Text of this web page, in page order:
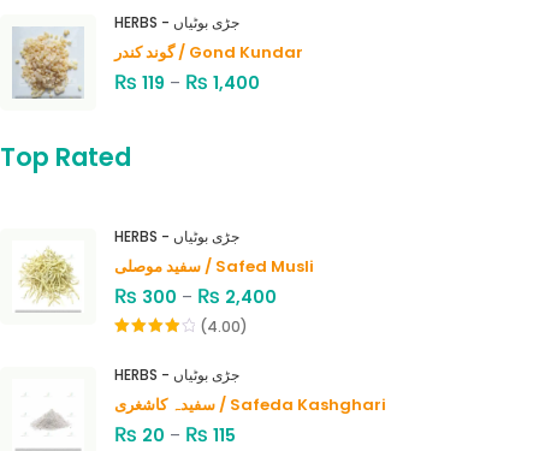
HERBS - جڑی بوٹیاں
گوند کندر / Gond Kundar
₨ 119 – ₨ 1,400
Top Rated
HERBS - جڑی بوٹیاں
سفید موصلی / Safed Musli
₨ 300 – ₨ 2,400
of 5
(4.00)
HERBS - جڑی بوٹیاں
سفیدہ کاشغری / Safeda Kashghari
₨ 20 – ₨ 115